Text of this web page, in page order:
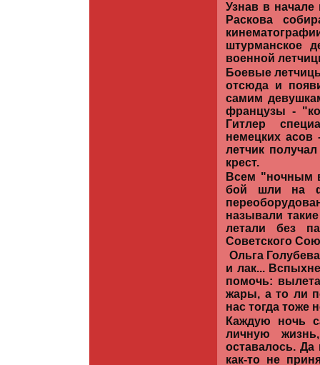
Узнав в
Раскова
штурманское
военной
Боевые
отсюда и
самим
французы -
Гитлер
немецких асов
летчик
крест.
Всем "ночным
бой шли на
называли
летали без
Советского
Ольга
и лак...
помочь:
жары, а то ли
нас тогда тоже
Каждую ночь
личную
оставалось.
как-то не